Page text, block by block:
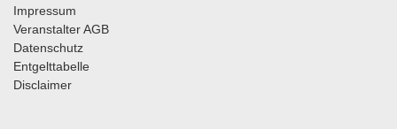
Impressum
Veranstalter AGB
Datenschutz
Entgelttabelle
Disclaimer